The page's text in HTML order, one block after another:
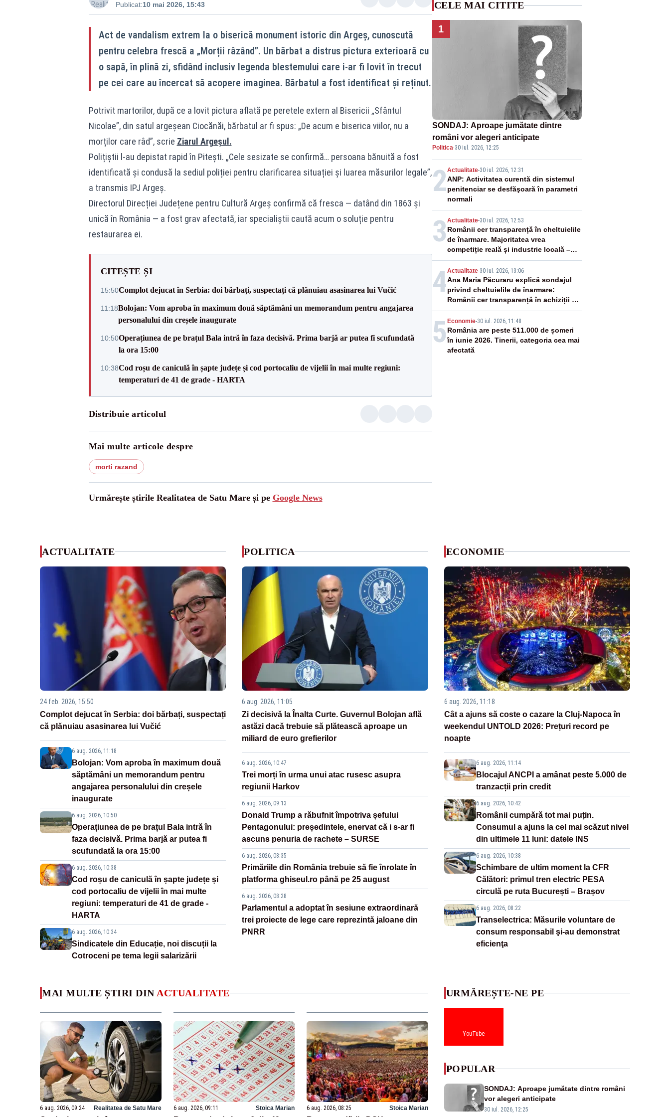
Publicat:10 mai 2026, 15:43
Act de vandalism extrem la o biserică monument istoric din Argeș, cunoscută
pentru celebra frescă a „Morții râzând”. Un bărbat a distrus pictura exterioară cu
o sapă, în plină zi, sfidând inclusiv legenda blestemului care i‑ar fi lovit în trecut
pe cei care au încercat să acopere imaginea. Bărbatul a fost identificat și reținut.
Potrivit martorilor, după ce a lovit pictura aflată pe peretele extern al Bisericii „Sfântul
Nicolae”, din satul argeșean Ciocănăi, bărbatul ar fi spus: „De acum e biserica viilor, nu a
morților care râd”, scrie Ziarul Argeșul.
Polițiștii l‑au depistat rapid în Pitești. „Cele sesizate se confirmă… persoana bănuită a fost
identificată și condusă la sediul poliției pentru clarificarea situației și luarea măsurilor legale”,
a transmis IPJ Argeș.
Directorul Direcției Județene pentru Cultură Argeș confirmă că fresca — datând din 1863 și
unică în România — a fost grav afectată, iar specialiștii caută acum o soluție pentru
restaurarea ei.
CITEȘTE ȘI
15:50Complot dejucat în Serbia: doi bărbați, suspectați că plănuiau asasinarea lui Vučić
11:18Bolojan: Vom aproba în maximum două săptămâni un memorandum pentru angajarea
personalului din creșele inaugurate
10:50Operațiunea de pe brațul Bala intră în faza decisivă. Prima barjă ar putea fi scufundată
la ora 15:00
10:38Cod roșu de caniculă în șapte județe și cod portocaliu de vijelii în mai multe regiuni:
temperaturi de 41 de grade - HARTA
Distribuie articolul
Mai multe articole despre
morti razand
Urmărește știrile Realitatea de Satu Mare și pe Google News
CELE MAI CITITE
1
SONDAJ: Aproape jumătate dintre
români vor alegeri anticipate
Politica·30 iul. 2026, 12:25
2Actualitate-30 iul. 2026, 12:31
ANP: Activitatea curentă din sistemul
penitenciar se desfăşoară în parametri
normali
3 Actualitate-30 iul. 2026, 12:53
Românii cer transparență în cheltuielile
de înarmare. Majoritatea vrea
competiție reală și industrie locală –
SONDAJ
4Actualitate-30 iul. 2026, 13:06
Ana Maria Păcuraru explică sondajul
privind cheltuielile de înarmare:
Românii cer transparență în achiziții și
un echilibru între partenerii externi
5 Economie-30 iul. 2026, 11:48
România are peste 511.000 de șomeri
în iunie 2026. Tinerii, categoria cea mai
afectată
ACTUALITATE
24 feb. 2026, 15:50
Complot dejucat în Serbia: doi bărbați, suspectați
că plănuiau asasinarea lui Vučić
6 aug. 2026, 11:18
Bolojan: Vom aproba în maximum două
săptămâni un memorandum pentru
angajarea personalului din creșele
inaugurate
6 aug. 2026, 10:50
Operațiunea de pe brațul Bala intră în
faza decisivă. Prima barjă ar putea fi
scufundată la ora 15:00
6 aug. 2026, 10:38
Cod roșu de caniculă în șapte județe și
cod portocaliu de vijelii în mai multe
regiuni: temperaturi de 41 de grade -
HARTA
6 aug. 2026, 10:34
Sindicatele din Educație, noi discuții la
Cotroceni pe tema legii salarizării
POLITICA
6 aug. 2026, 11:05
Zi decisivă la Înalta Curte. Guvernul Bolojan află
astăzi dacă trebuie să plătească aproape un
miliard de euro grefierilor
6 aug. 2026, 10:47
Trei morți în urma unui atac rusesc asupra
regiunii Harkov
6 aug. 2026, 09:13
Donald Trump a răbufnit împotriva șefului
Pentagonului: președintele, enervat că i s-ar fi
ascuns penuria de rachete – SURSE
6 aug. 2026, 08:35
Primăriile din România trebuie să fie înrolate în
platforma ghiseul.ro până pe 25 august
6 aug. 2026, 08:28
Parlamentul a adoptat în sesiune extraordinară
trei proiecte de lege care reprezintă jaloane din
PNRR
ECONOMIE
6 aug. 2026, 11:18
Cât a ajuns să coste o cazare la Cluj-Napoca în
weekendul UNTOLD 2026: Prețuri record pe
noapte
6 aug. 2026, 11:14
Blocajul ANCPI a amânat peste 5.000 de
tranzacții prin credit
6 aug. 2026, 10:42
Românii cumpără tot mai puțin.
Consumul a ajuns la cel mai scăzut nivel
din ultimele 11 luni: datele INS
6 aug. 2026, 10:38
Schimbare de ultim moment la CFR
Călători: primul tren electric PESA
circulă pe ruta București – Brașov
6 aug. 2026, 08:22
Transelectrica: Măsurile voluntare de
consum responsabil şi-au demonstrat
eficienţa
MAI MULTE ȘTIRI DIN ACTUALITATE
6 aug. 2026, 09:24 Realitatea de Satu Mare 6 aug. 2026, 09:11 Stoica Marian 6 aug. 2026, 08:25 Stoica Marian
URMĂREȘTE-NE PE
YouTube
POPULAR
SONDAJ: Aproape jumătate dintre români
vor alegeri anticipate
30 iul. 2026, 12:25